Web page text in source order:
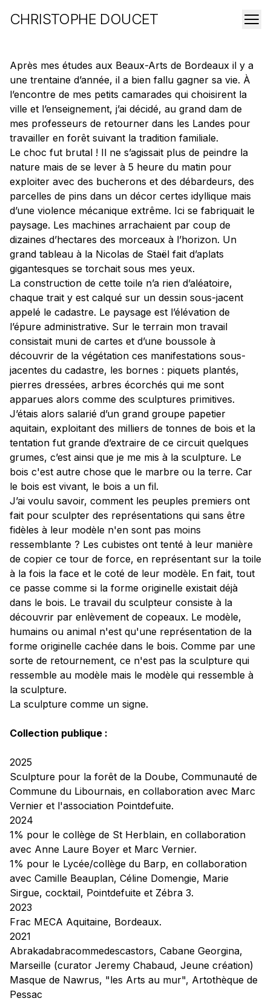
CHRISTOPHE DOUCET
Après mes études aux Beaux-Arts de Bordeaux il y a
une trentaine d’année, il a bien fallu gagner sa vie. À
l’encontre de mes petits camarades qui choisirent la
ville et l’enseignement, j’ai décidé, au grand dam de
mes professeurs de retourner dans les Landes pour
travailler en forêt suivant la tradition familiale.
Le choc fut brutal ! Il ne s’agissait plus de peindre la
nature mais de se lever à 5 heure du matin pour
exploiter avec des bucherons et des débardeurs, des
parcelles de pins dans un décor certes idyllique mais
d’une violence mécanique extrême. Ici se fabriquait le
paysage. Les machines arrachaient par coup de
dizaines d’hectares des morceaux à l’horizon. Un
grand tableau à la Nicolas de Staël fait d’aplats
gigantesques se torchait sous mes yeux.
La construction de cette toile n’a rien d’aléatoire,
chaque trait y est calqué sur un dessin sous-jacent
appelé le cadastre. Le paysage est l’élévation de
l’épure administrative. Sur le terrain mon travail
consistait muni de cartes et d’une boussole à
découvrir de la végétation ces manifestations sous-
jacentes du cadastre, les bornes : piquets plantés,
pierres dressées, arbres écorchés qui me sont
apparues alors comme des sculptures primitives.
J’étais alors salarié d’un grand groupe papetier
aquitain, exploitant des milliers de tonnes de bois et la
tentation fut grande d’extraire de ce circuit quelques
grumes, c’est ainsi que je me mis à la sculpture. Le
bois c'est autre chose que le marbre ou la terre. Car
le bois est vivant, le bois a un fil.
J’ai voulu savoir, comment les peuples premiers ont
fait pour sculpter des représentations qui sans être
fidèles à leur modèle n'en sont pas moins
ressemblante ? Les cubistes ont tenté à leur manière
de copier ce tour de force, en représentant sur la toile
à la fois la face et le coté de leur modèle. En fait, tout
ce passe comme si la forme originelle existait déjà
dans le bois. Le travail du sculpteur consiste à la
découvrir par enlèvement de copeaux. Le modèle,
humains ou animal n'est qu'une représentation de la
forme originelle cachée dans le bois. Comme par une
sorte de retournement, ce n'est pas la sculpture qui
ressemble au modèle mais le modèle qui ressemble à
la sculpture.
La sculpture comme un signe.
Collection publique :
2025
Sculpture pour la forêt de la Doube, Communauté de
Commune du Libournais, en collaboration avec Marc
Vernier et l'association Pointdefuite.
2024
1% pour le collège de St Herblain, en collaboration
avec Anne Laure Boyer et Marc Vernier.
1% pour le Lycée/collège du Barp, en collaboration
avec Camille Beauplan, Céline Domengie, Marie
Sirgue, cocktail, Pointdefuite et Zébra 3.
2023
Frac MECA Aquitaine, Bordeaux.
2021
Abrakadabracommedescastors, Cabane Georgina,
Marseille (curator Jeremy Chabaud, Jeune création)
Masque de Nawrus, "les Arts au mur", Artothèque de
Pessac